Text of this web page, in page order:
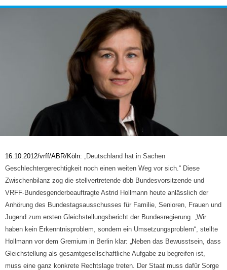
16.10.2012/vrff/ABR/Köln: „Deutschland hat in Sachen
Geschlechtergerechtigkeit noch einen weiten Weg vor sich.“ Diese
Zwischenbilanz zog die stellvertretende dbb Bundesvorsitzende und
VRFF-Bundesgenderbeauftragte Astrid Hollmann heute anlässlich der
Anhörung des Bundestagsausschusses für Familie, Senioren, Frauen und
Jugend zum ersten Gleichstellungsbericht der Bundesregierung. „Wir
haben kein Erkenntnisproblem, sondern ein Umsetzungsproblem“, stellte
Hollmann vor dem Gremium in Berlin klar: „Neben das Bewusstsein, dass
Gleichstellung als gesamtgesellschaftliche Aufgabe zu begreifen ist,
muss eine ganz konkrete Rechtslage treten. Der Staat muss dafür Sorge